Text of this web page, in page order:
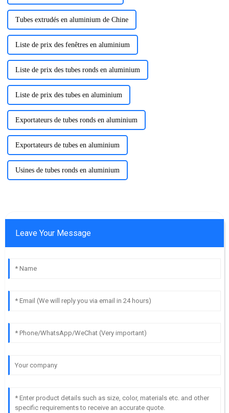
Tubes extrudés en aluminium de Chine
Liste de prix des fenêtres en aluminium
Liste de prix des tubes ronds en aluminium
Liste de prix des tubes en aluminium
Exportateurs de tubes ronds en aluminium
Exportateurs de tubes en aluminium
Usines de tubes ronds en aluminium
Leave Your Message